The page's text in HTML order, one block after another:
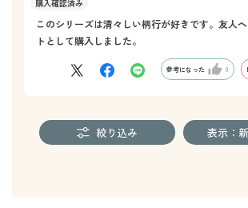
このシリーズは清々しい柄行が好きです。友人
トとして購入しました。
参考になった 0
絞り込み 表示：